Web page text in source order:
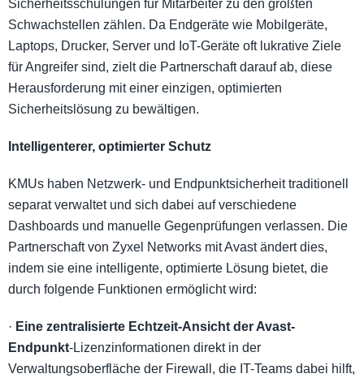
Sicherheitsschulungen für Mitarbeiter zu den größten
Schwachstellen zählen. Da Endgeräte wie Mobilgeräte,
Laptops, Drucker, Server und IoT-Geräte oft lukrative Ziele
für Angreifer sind, zielt die Partnerschaft darauf ab, diese
Herausforderung mit einer einzigen, optimierten
Sicherheitslösung zu bewältigen.
Intelligenterer, optimierter Schutz
KMUs haben Netzwerk- und Endpunktsicherheit traditionell
separat verwaltet und sich dabei auf verschiedene
Dashboards und manuelle Gegenprüfungen verlassen. Die
Partnerschaft von Zyxel Networks mit Avast ändert dies,
indem sie eine intelligente, optimierte Lösung bietet, die
durch folgende Funktionen ermöglicht wird:
· Eine zentralisierte Echtzeit-Ansicht der Avast-
Endpunkt-Lizenzinformationen direkt in der
Verwaltungsoberfläche der Firewall, die IT-Teams dabei hilft,